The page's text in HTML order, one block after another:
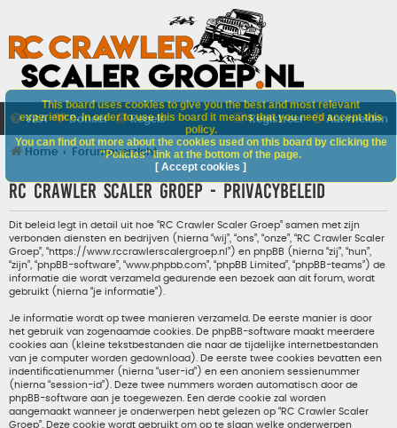
V&A Doneer Regels Aanmelden
Registreer
Home Forumoverzicht
RC Crawler Scaler Groep - Privacybeleid
Dit beleid legt in detail uit hoe “RC Crawler Scaler Groep” samen met zijn
verbonden diensten en bedrijven (hierna “wij”, “ons”, “onze”, “RC Crawler Scaler
Groep”, “https://www.rccrawlerscalergroep.nl”) en phpBB (hierna “zij”, “hun”,
“zijn”, “phpBB-software”, “www.phpbb.com”, “phpBB Limited”, “phpBB-teams”) de
informatie die wordt verzameld gedurende een bezoek aan dit forum, wordt
gebruikt (hierna “je informatie”).
Je informatie wordt op twee manieren verzameld. De eerste manier is door
het gebruik van zogenaamde cookies. De phpBB-software maakt meerdere
cookies aan (kleine tekstbestanden die naar de tijdelijke internetbestanden
van je computer worden gedownload). De eerste twee cookies bevatten een
indentificatienummer (hierna “user-id”) en een anoniem sessienummer
(hierna “session-id”). Deze twee nummers worden automatisch door de
phpBB-software aan je toegewezen. Een derde cookie zal worden
aangemaakt wanneer je onderwerpen hebt gelezen op “RC Crawler Scaler
Groep”. Deze cookie wordt gebruikt om op te slaan welke onderwerpen
This board uses cookies to give you the best and most relevant
experience. In order to use this board it means that you need accept this
policy.
You can find out more about the cookies used on this board by clicking the
"Policies" link at the bottom of the page.
[ Accept cookies ]